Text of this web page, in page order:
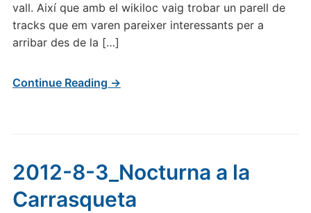
vall. Així que amb el wikiloc vaig trobar un parell de
tracks que em varen pareixer interessants per a
arribar des de la […]
Continue Reading →
2012-8-3_Nocturna a la
Carrasqueta